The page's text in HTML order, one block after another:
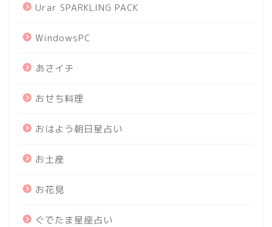
Urar SPARKLING PACK
WindowsPC
あさイチ
おせち料理
おはよう朝日星占い
お土産
お花見
ぐでたま星座占い